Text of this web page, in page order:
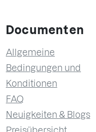
Documenten
Allgemeine
Bedingungen und
Konditionen
FAQ
Neuigkeiten & Blogs